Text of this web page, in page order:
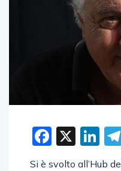
X
Si è svolto all’Hub